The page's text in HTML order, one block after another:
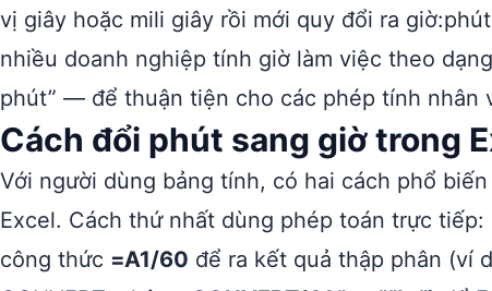
vị giây hoặc mili giây rồi mới quy đổi ra
nhiều doanh nghiệp tính giờ làm việc theo
phút” — để thuận tiện cho các phép tính nhân
Cách đổi phút sang giờ trong
Với người dùng bảng tính, có hai cách phổ
Excel. Cách thứ nhất dùng phép toán trực
công thức =A1/60 để ra kết quả thập phân (ví